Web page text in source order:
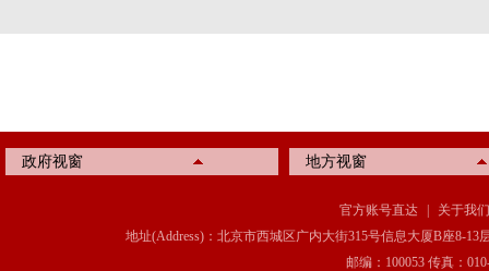
政府视窗 地方视窗
官方账号直达
关于我们
地址(Address)：北京市西城区广内大街315号信息大厦B座8-13
邮编：100053 传真：